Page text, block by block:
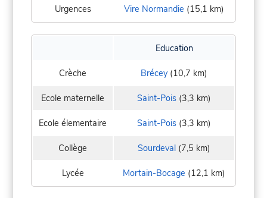
Urgences Vire Normandie (15,1 km)
Education
Crèche Brécey (10,7 km)
Ecole maternelle Saint-Pois (3,3 km)
Ecole élementaire Saint-Pois (3,3 km)
Collège Sourdeval (7,5 km)
Lycée Mortain-Bocage (12,1 km)